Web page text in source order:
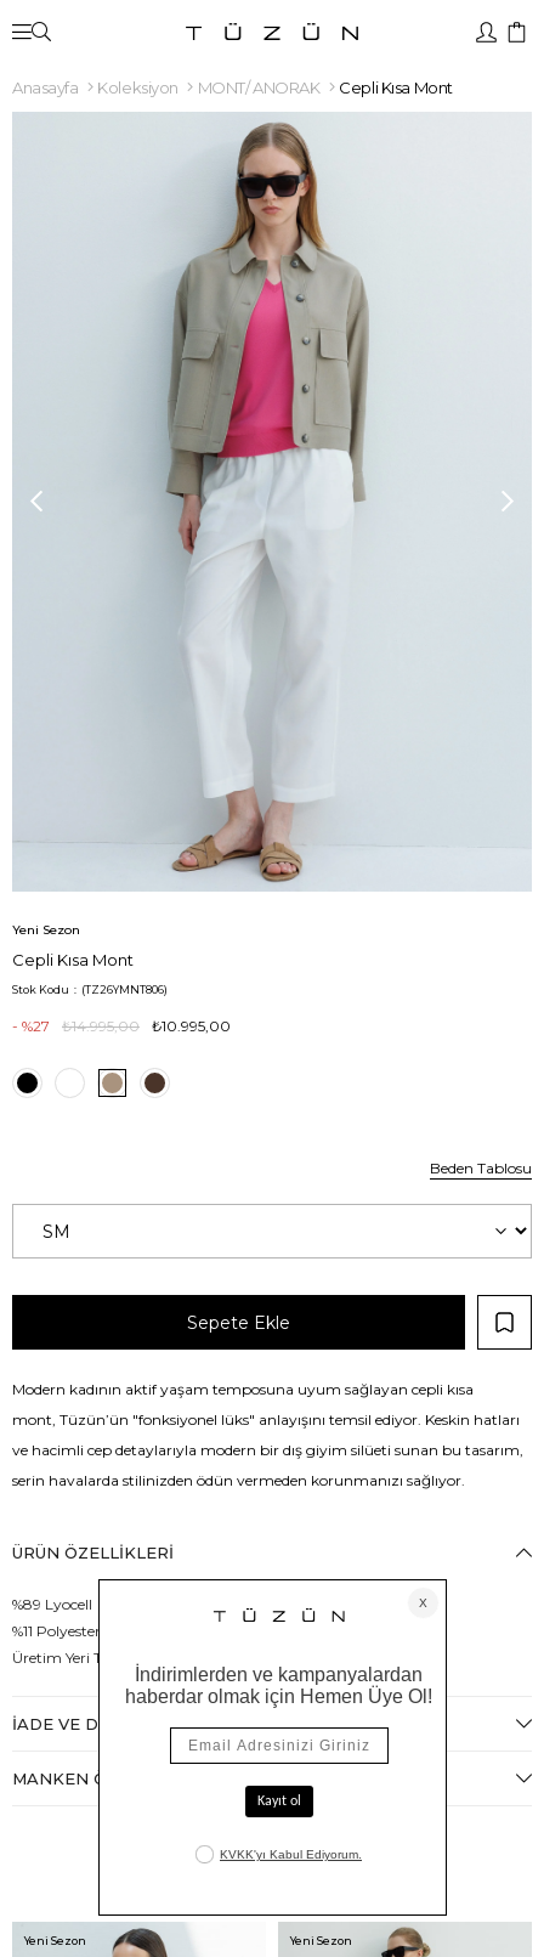
Anasayfa Koleksiyon MONT/ ANORAK Cepli Kısa Mont
Yeni Sezon
Cepli Kısa Mont
Stok Kodu (TZ26YMNT806)
27 ₺14.995,00 ₺10.995,00
Beden Tablosu
Modern kadının aktif yaşam temposuna uyum sağlayan cepli kısa
mont, Tüzün’ün "fonksiyonel lüks" anlayışını temsil ediyor. Keskin hatları
ve hacimli cep detaylarıyla modern bir dış giyim silüeti sunan bu tasarım,
serin havalarda stilinizden ödün vermeden korunmanızı sağlıyor.
ÜRÜN ÖZELLIKLERI
%89 Lyocell
%11 Polyester
Üretim Yeri Türkiye
İADE VE DEĞIŞIM
MANKEN ÖLÇÜLERI
Yeni Sezon Yeni Sezon